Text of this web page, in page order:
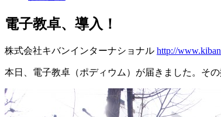
電子教卓、導入！
株式会社キバンインターナショナル http://
本日、電子教卓（ポディウム）が届きました。そ